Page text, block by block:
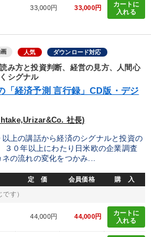
33,000円 33,000円
カートに
入れる
人気 ダウンロード対応
み方と投資判断、経営の見方、人間心
シグナル
「経済予測 言行録」CD版・デジ
社長)
上の講話から経済のシグナルと投資の
０年以上にわたり日米欧の企業調査
の流れの変化をつかみ...
定 価 会員価格 購 入
す）
44,000円 44,000円
カートに
入れる